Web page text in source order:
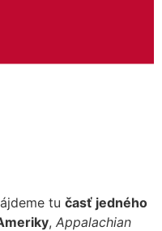
tu časť jedného
, Appalachian